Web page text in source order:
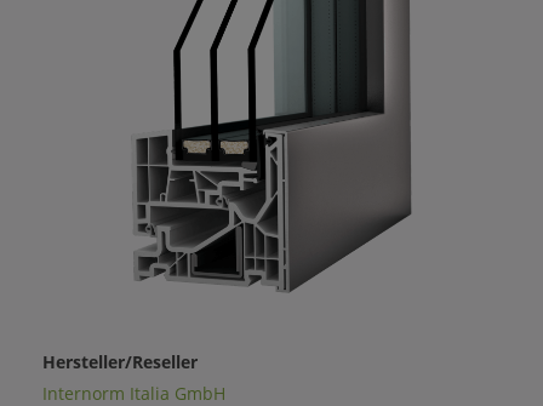
Hersteller/Reseller
Internorm Italia GmbH